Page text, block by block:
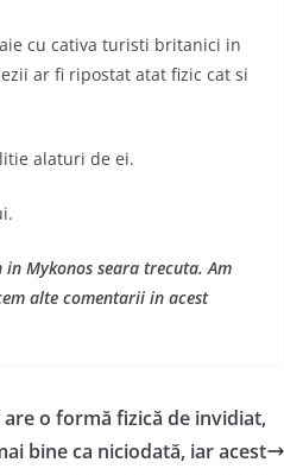
cu cativa turisti britanici in
ar fi ripostat atat fizic cat si
alaturi de ei.
Mykonos seara trecuta. Am
alte comentarii in acest
are o formă fizică de invidiat,
bine ca niciodată, iar acest